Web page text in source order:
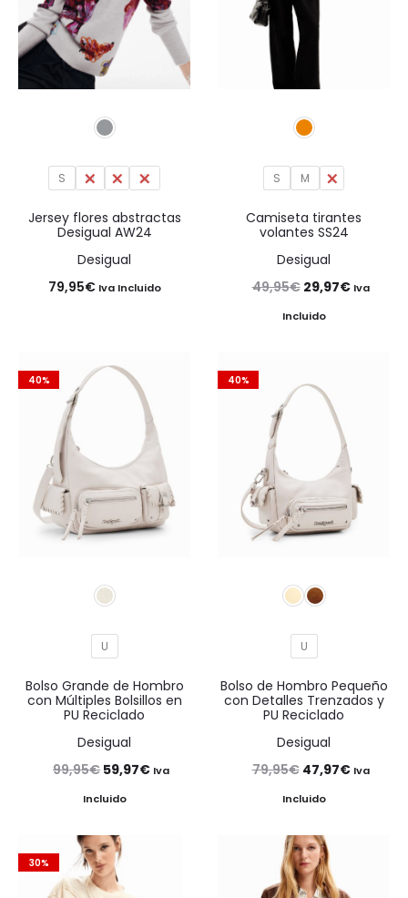
S M L XL
Jersey flores abstractas
Desigual AW24
Desigual
79,95€ Iva Incluido
S M L
Camiseta tirantes
volantes SS24
Desigual
49,95€ El
precio
49,95€.
29,97€ElIva
Incluido
40%
U
Bolso Grande de Hombro
con Múltiples Bolsillos en
PU Reciclado
Desigual
99,95€ El
precio
era:
99,95€.
59,97€ElIva
Incluido
40%
U
Bolso de Hombro Pequeño
con Detalles Trenzados y
PU Reciclado
Desigual
79,95€ El
precio
era:
79,95€.
47,97€ElIva
Incluido
30%